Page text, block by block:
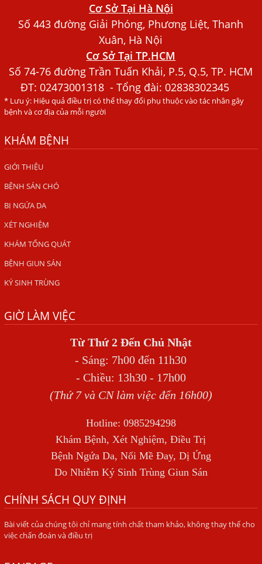
Xét Nghiệm Giun Sán Gồm Những Loại Nào? Chi Phí Bao
Nhiêu?
Người Đàn Ông Phát Ban Mẩn Đỏ Khắp Người, Sau Ba
Tháng Mới Tìm Ra Nguyên Nhân
Đau Mắt Đỏ, Nguyên Nhân Và Cách Điều Trị
HÀ NỘI – PHÁT BAN MẨN ĐỎ KHẮP NGƯỜI, ĐI KHÁM
PHÁT HIỆN NHIỄM KÝ SINH TRÙNG
Ăn hải sản sống, coi chừng nhiễm giun sán
ĂN MỘT MÓN ĂN SÁNG
ẤU TRÙNG SÁN CHÓ DI CHUYỂN QUA DA GÂY NGỨA
VIÊM DA ĐỒNG TIỀN
Tại sao khám bệnh viện da liễu nhiều năm không hết
ngứa?
Địa Chỉ Chữa Bệnh Giun Sán Chó Uy Tín Tại Hà Nội
THẦN
BỆNH GIUN XOẮN
Địa Chỉ Điều Trị Bệnh Sán Dây Uy Tín Tại Hà Nội
TỔNG QUAN VỀ NHIỄM GIUN LƯƠN
Bị Ngứa Nổi Mẩn Toàn Thân Do Giun Sán, Người Phụ Nữ
NHIỄM TRÙNG NÃO DO AMIP, VIÊM MÀNG NÃO DO AMIP
NGUYÊN PHÁT
BÍ QUYẾT GIÚP ĐƯỜNG RUỘT KHỎE LẠI
Trị Bệnh Hôi Miệng Do Nhiễm Ký Sinh Trùng Giun Sán
Đũa Chó Mèo?
Cơ Sở Tại Hà Nội
Số 443 đường Giải Phóng, Phương Liệt, Thanh
Xuân, Hà Nội
Cơ Sở Tại TP.HCM
Số 74-76 đường Trần Tuấn Khải, P.5, Q.5, TP. HCM
ĐT:02473001318 - Tổng đài: 02838302345
* Lưu ý: Hiệu quả điều trị có thể thay đổi phụ thuộc vào tác nhân gây
bệnh và cơ địa của mỗi người
KHÁM BỆNH
GIỚI THIỆU
BỆNH SÁN CHÓ
BỊ NGỨA DA
XÉT NGHIỆM
KHÁM TỔNG QUÁT
BỆNH GIUN SÁN
KÝ SINH TRÙNG
GIỜ LÀM VIỆC
Từ Thứ 2 Đến Chủ Nhật
- Sáng: 7h00 đến 11h30
- Chiều: 13h30 - 17h00
(Thứ 7 và CN làm việc đến 16h00)
Hotline: 0985294298
Khám Bệnh, Xét Nghiệm, Điều Trị
Bệnh Ngứa Da, Nổi Mề Đay, Dị Ứng
Do Nhiễm Ký Sinh Trùng Giun Sán
CHÍNH SÁCH QUY ĐỊNH
Bài viết của chúng tôi chỉ mang tính chất tham khảo, không thay thế cho
việc chẩn đoán và điều trị